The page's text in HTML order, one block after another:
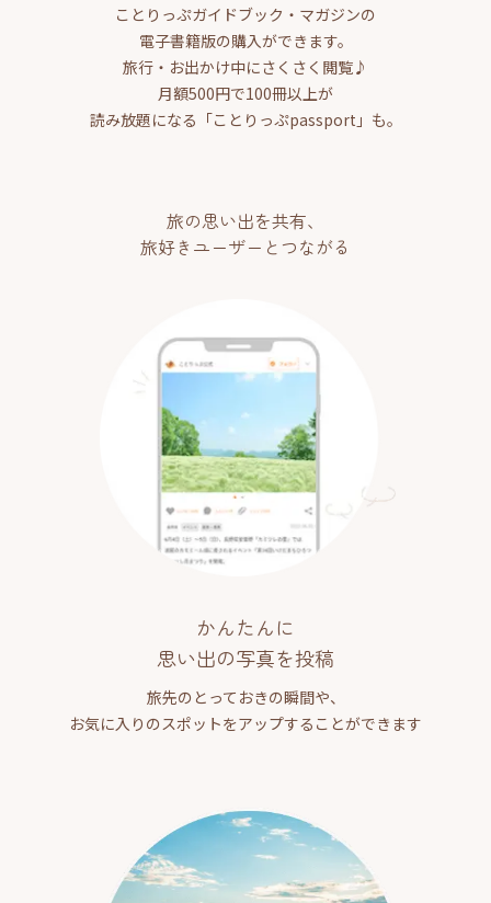
ことりっぷガイドブック・マガジンの
電子書籍版の購入ができます。
旅行・お出かけ中にさくさく閲覧♪
月額500円で100冊以上が
読み放題になる「ことりっぷpassport」も。
旅の思い出を共有、
旅好きユーザーとつながる
かんたんに
思い出の写真を投稿
旅先のとっておきの瞬間や、
お気に入りのスポットをアップすることができます